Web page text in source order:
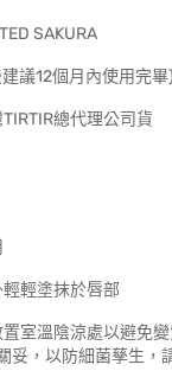
SAKURA
議12個月內使用完畢)
總代理公司貨
輕塗抹於唇部
室溫陰涼處以避免
妥，以防細菌孳生，